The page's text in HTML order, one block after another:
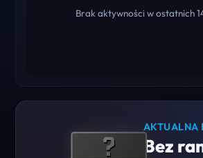
Brak aktywności w ostatnich
AKTUALNA
Bez